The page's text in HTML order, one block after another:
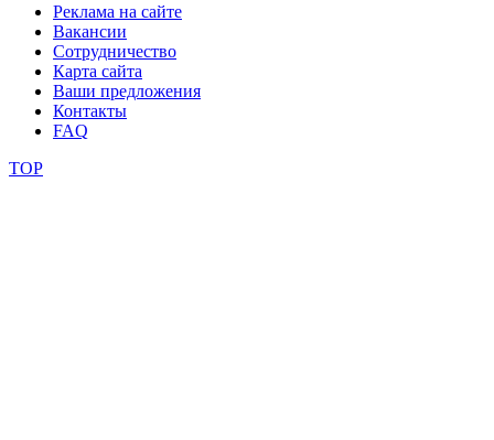
Реклама на сайте
Вакансии
Сотрудничество
Карта сайта
Ваши предложения
Контакты
FAQ
TOP